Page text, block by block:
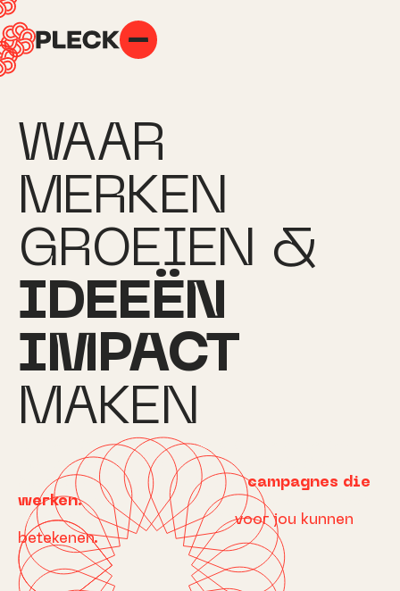
WAAR
MERKEN
GROEIEN &
IDEEËN
IMPACT
MAKEN
Al 10+ jaar versterken we
merkenmet online marketing, strategie,
(web)design/ontwikkeling encampagnes die
werken.Laat onze website en onze cases een
inspiratie zijn voor wat wijvoor jou kunnen
betekenen.